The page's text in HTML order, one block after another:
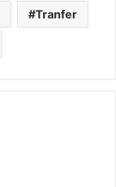
Tranfer